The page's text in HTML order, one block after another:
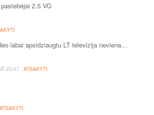
2.5 VG
labai apsidziaugtu LT televizija neviena…
IŠ 23:47 · ATSAKYTI
ATSAKYTI